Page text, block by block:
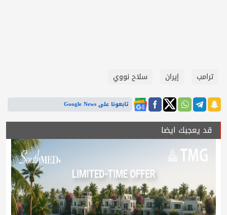
ترامب إيران سلاح نووي
تابعونا على Google News
قد يعجبك ايضا